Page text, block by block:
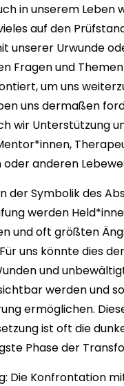
in unserem Leben
auf den
unserer Urwunde
Fragen und
um uns
uns dermaßen
wir Unterstützung
oder anderen
der Symbolik des
werden
und oft größten
uns könnte dies
und
werden und
ermöglichen.
ist oft die
Phase der
Die Konfrontation